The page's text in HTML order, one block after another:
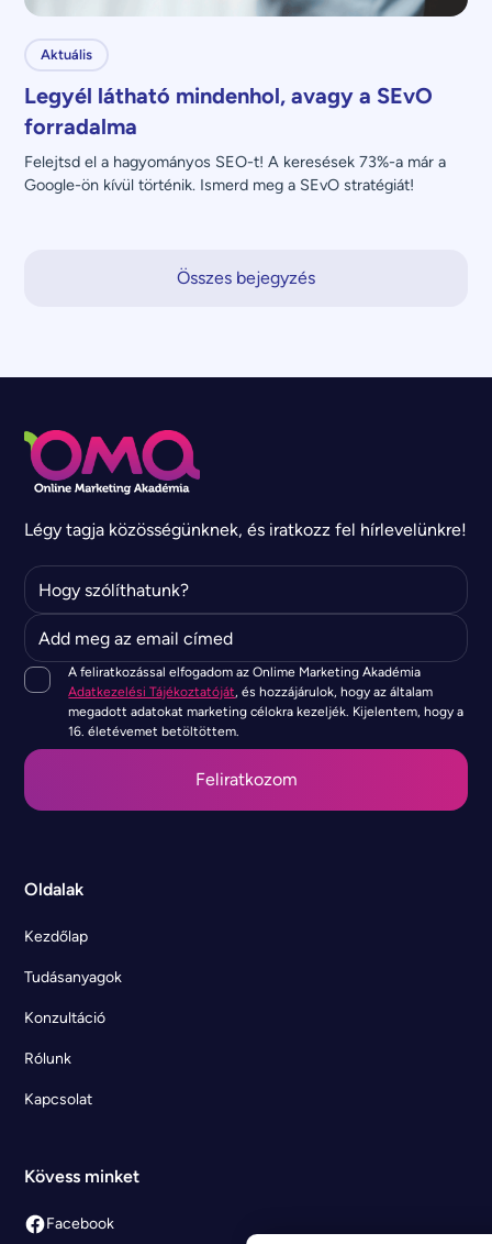
Aktuális
Legyél látható mindenhol, avagy a SEvO
forradalma
Felejtsd el a hagyományos SEO-t! A keresések 73%-a már a
Google-ön kívül történik. Ismerd meg a SEvO stratégiát!
Összes bejegyzés
Légy tagja közösségünknek, és iratkozz fel hírlevelünkre!
A feliratkozással elfogadom az Onlime Marketing Akadémia
Adatkezelési Tájékoztatóját, és hozzájárulok, hogy az általam
megadott adatokat marketing célokra kezeljék. Kijelentem, hogy a
16. életévemet betöltöttem.
Oldalak
Kezdőlap
Tudásanyagok
Konzultáció
Rólunk
Kapcsolat
Kövess minket
Facebook